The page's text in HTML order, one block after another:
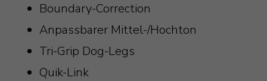
Boundary-Correction
Anpassbarer Mittel-/Hochton
Tri-Grip Dog-Legs
Quik-Link